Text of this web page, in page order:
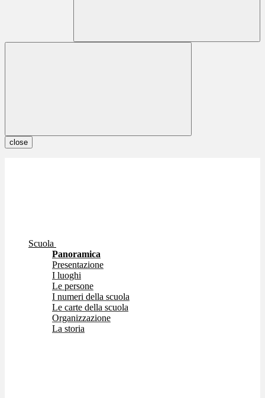
close
Scuola
Panoramica
Presentazione
I luoghi
Le persone
I numeri della scuola
Le carte della scuola
Organizzazione
La storia